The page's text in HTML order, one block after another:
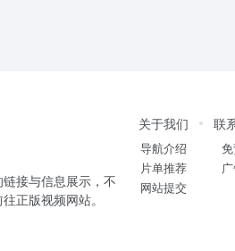
接与信息展示，不
正版视频网站。
关于我们
导航介绍
片单推荐
网站提交
联